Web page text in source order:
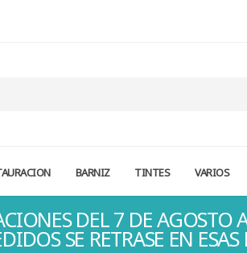
BARNIZ TINTES VARIOS
DEL 7 DE AGOSTO
SE RETRASE EN ESAS